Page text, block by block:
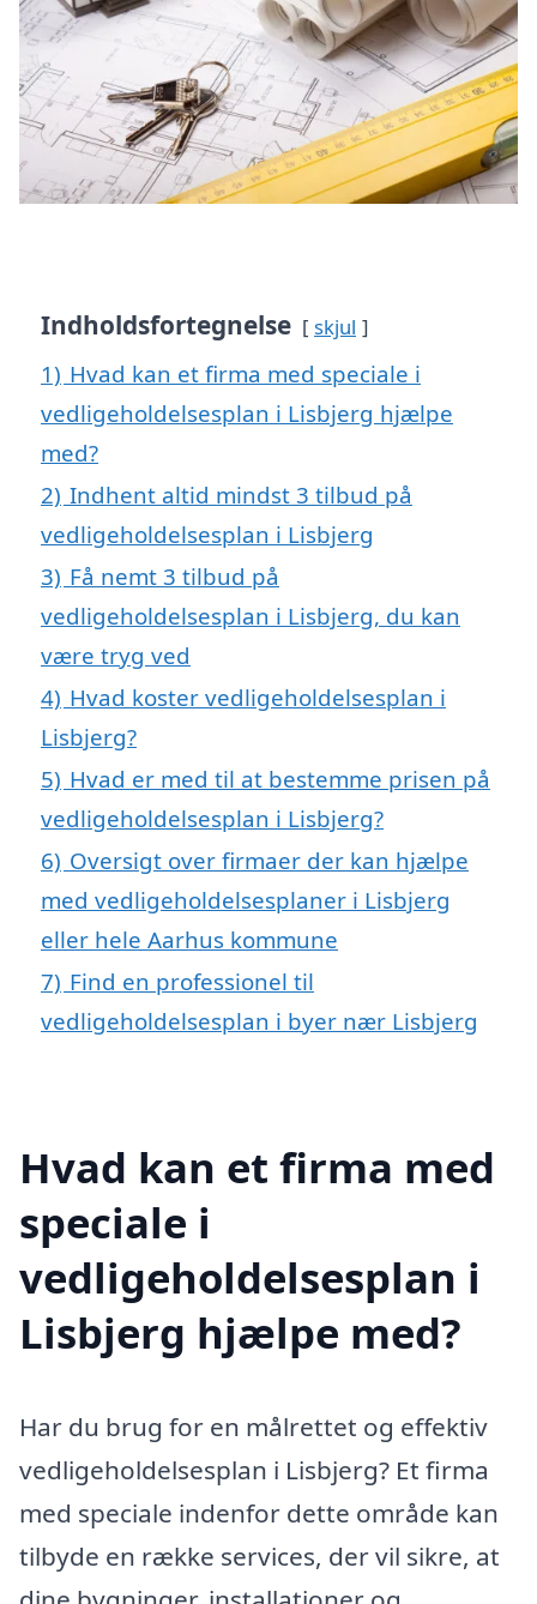
Indholdsfortegnelse skjul
1) Hvad kan et firma med speciale i
vedligeholdelsesplan i Lisbjerg hjælpe
med?
2) Indhent altid mindst 3 tilbud på
vedligeholdelsesplan i Lisbjerg
3) Få nemt 3 tilbud på
vedligeholdelsesplan i Lisbjerg, du kan
være tryg ved
4) Hvad koster vedligeholdelsesplan i
Lisbjerg?
5) Hvad er med til at bestemme prisen på
vedligeholdelsesplan i Lisbjerg?
6) Oversigt over firmaer der kan hjælpe
med vedligeholdelsesplaner i Lisbjerg
eller hele Aarhus kommune
7) Find en professionel til
vedligeholdelsesplan i byer nær Lisbjerg
Hvad kan et firma med
speciale i
vedligeholdelsesplan i
Lisbjerg hjælpe med?
Har du brug for en målrettet og effektiv
vedligeholdelsesplan i Lisbjerg? Et firma
med speciale indenfor dette område kan
tilbyde en række services, der vil sikre, at